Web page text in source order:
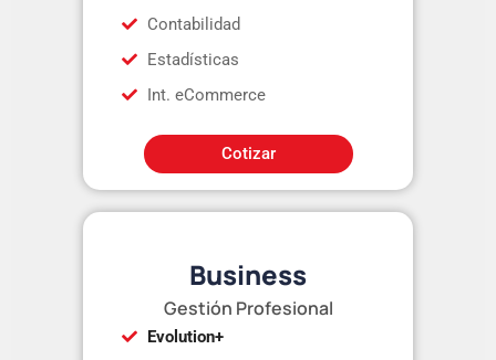
Contabilidad
Estadísticas
Int. eCommerce
Cotizar
Business
Gestión Profesional
Evolution+